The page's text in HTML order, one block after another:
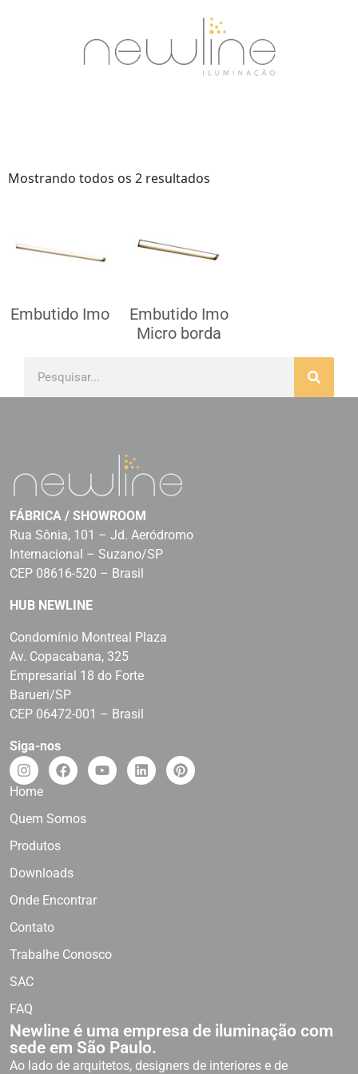
Mostrando todos os 2 resultados
Embutido Imo
Embutido Imo
Micro borda
FÁBRICA / SHOWROOM
Rua Sônia, 101 – Jd. Aeródromo
Internacional – Suzano/SP
CEP 08616-520 – Brasil
HUB NEWLINE
Condomínio Montreal Plaza
Av. Copacabana, 325
Empresarial 18 do Forte
Barueri/SP
CEP 06472-001 – Brasil
Siga-nos
Home
Quem Somos
Produtos
Downloads
Onde Encontrar
Contato
Trabalhe Conosco
SAC
FAQ
Newline é uma empresa de iluminação com
sede em São Paulo.
Ao lado de arquitetos, designers de interiores e de